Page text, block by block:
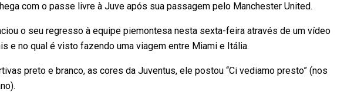
com o passe livre à Juve após sua passagem pelo Manchester United.
o seu regresso à equipe piemontesa nesta sexta-feira através de um vídeo
e no qual é visto fazendo uma viagem entre Miami e Itália.
preto e branco, as cores da Juventus, ele postou “Ci vediamo presto” (nos